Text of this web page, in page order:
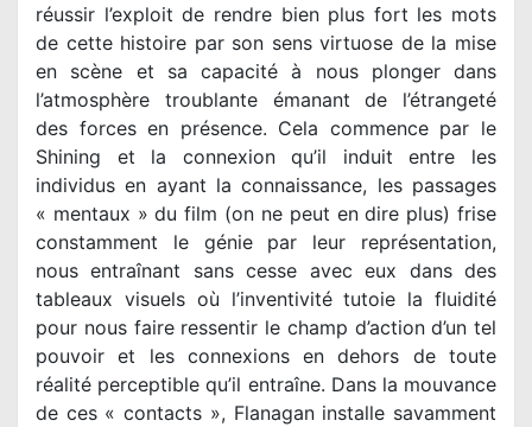
réussir l’exploit de rendre bien plus fort les mots
de cette histoire par son sens virtuose de la mise
en scène et sa capacité à nous plonger dans
l’atmosphère troublante émanant de l’étrangeté
des forces en présence. Cela commence par le
Shining et la connexion qu’il induit entre les
individus en ayant la connaissance, les passages
« mentaux » du film (on ne peut en dire plus) frise
constamment le génie par leur représentation,
nous entraînant sans cesse avec eux dans des
tableaux visuels où l’inventivité tutoie la fluidité
pour nous faire ressentir le champ d’action d’un tel
pouvoir et les connexions en dehors de toute
réalité perceptible qu’il entraîne. Dans la mouvance
de ces « contacts », Flanagan installe savamment